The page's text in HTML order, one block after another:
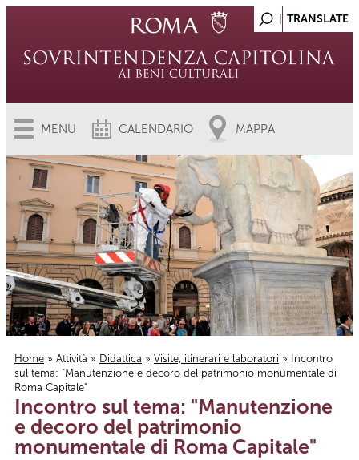
MENU CALENDARIO MAPPA
Tu sei qui
Home » Attività » Didattica » Visite, itinerari e laboratori » Incontro
sul tema: "Manutenzione e decoro del patrimonio monumentale di
Roma Capitale"
Incontro sul tema: "Manutenzione
e decoro del patrimonio
monumentale di Roma Capitale"